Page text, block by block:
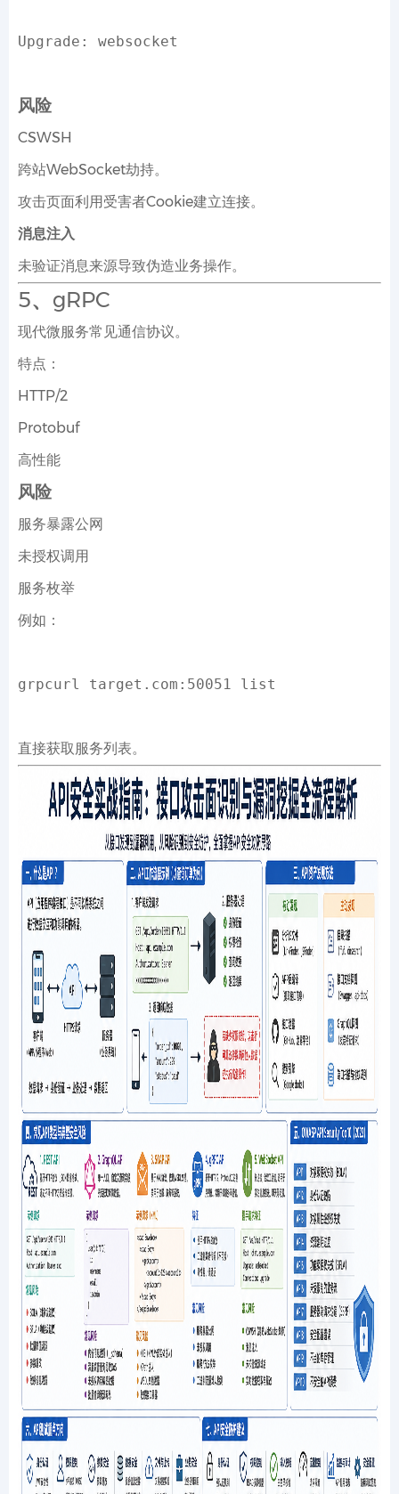
Upgrade: websocket
风险
CSWSH
跨站WebSocket劫持。
攻击页面利用受害者Cookie建立连接。
消息注入
未验证消息来源导致伪造业务操作。
5、gRPC
现代微服务常见通信协议。
特点：
HTTP/2
Protobuf
高性能
风险
服务暴露公网
未授权调用
服务枚举
例如：
grpcurl target.com:50051 list
直接获取服务列表。